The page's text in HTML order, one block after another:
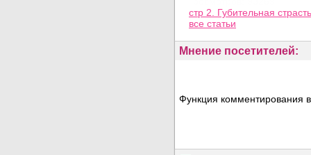
стр 2. Губительная страсть
все статьи
Мнение посетителей:
Функция комментирования